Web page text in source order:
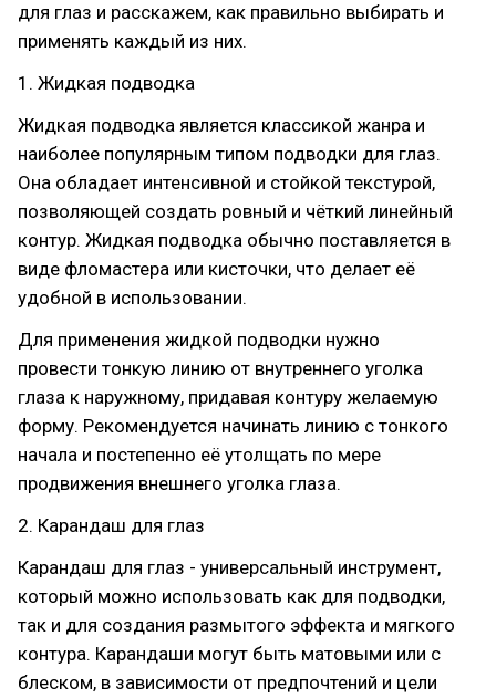
для глаз и расскажем, как правильно выбирать и
применять каждый из них.
1. Жидкая подводка
Жидкая подводка является классикой жанра и
наиболее популярным типом подводки для глаз.
Она обладает интенсивной и стойкой текстурой,
позволяющей создать ровный и чёткий линейный
контур. Жидкая подводка обычно поставляется в
виде фломастера или кисточки, что делает её
удобной в использовании.
Для применения жидкой подводки нужно
провести тонкую линию от внутреннего уголка
глаза к наружному, придавая контуру желаемую
форму. Рекомендуется начинать линию с тонкого
начала и постепенно её утолщать по мере
продвижения внешнего уголка глаза.
2. Карандаш для глаз
Карандаш для глаз - универсальный инструмент,
который можно использовать как для подводки,
так и для создания размытого эффекта и мягкого
контура. Карандаши могут быть матовыми или с
блеском, в зависимости от предпочтений и цели